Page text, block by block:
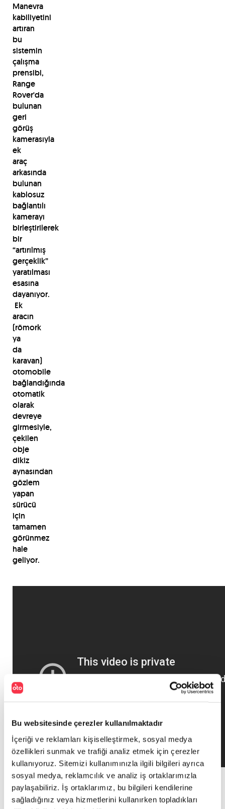
Bu websitesinde çerezler kullanılmaktadır
İçeriği ve reklamları kişiselleştirmek, sosyal medya
özellikleri sunmak ve trafiği analiz etmek için çerezler
kullanıyoruz. Sitemizi kullanımınızla ilgili bilgileri ayrıca
sosyal medya, reklamcılık ve analiz iş ortaklarımızla
paylaşabiliriz. İş ortaklarımız, bu bilgileri kendilerine
sağladığınız veya hizmetlerini kullanırken topladıkları
Manevra
kabiliyetini
artıran
bu
sistemin
çalışma
prensibi,
Range
Rover'da
bulunan
geri
görüş
kamerasıyla
ek
araç
arkasında
bulunan
kablosuz
bağlantılı
kamerayı
birleştirilerek
bir
“artırılmış
gerçeklik”
yaratılması
esasına
dayanıyor.
Ek
aracın
(römork
ya
da
karavan)
otomobile
bağlandığında
otomatik
olarak
devreye
girmesiyle,
çekilen
obje
dikiz
aynasından
gözlem
yapan
sürücü
için
tamamen
görünmez
hale
geliyor.
PAYLAŞ